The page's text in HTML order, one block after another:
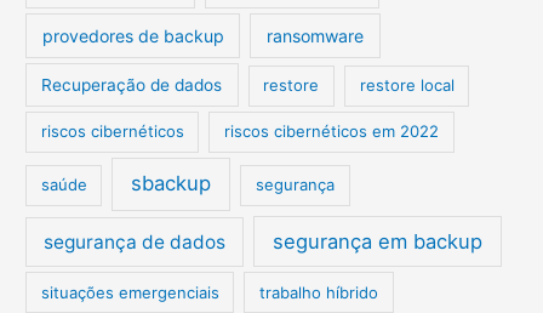
provedores de backup ransomware
Recuperação de dados restore restore local
riscos cibernéticos riscos cibernéticos em 2022
saúde sbackup segurança
segurança de dados segurança em backup
situações emergenciais trabalho híbrido